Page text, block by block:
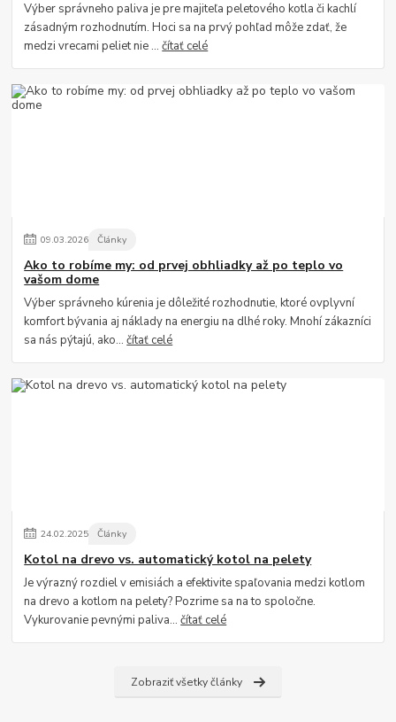
Výber správneho paliva je pre majiteľa peletového kotla či kachlí
zásadným rozhodnutím. Hoci sa na prvý pohľad môže zdať, že
medzi vrecami peliet nie ...čítať celé
09.03.2026 Články
Ako to robíme my: od prvej obhliadky až po teplo vo
vašom dome
Výber správneho kúrenia je dôležité rozhodnutie, ktoré ovplyvní
komfort bývania aj náklady na energiu na dlhé roky. Mnohí zákazníci
sa nás pýtajú, ako...čítať celé
24.02.2025 Články
Kotol na drevo vs. automatický kotol na pelety
Je výrazný rozdiel v emisiách a efektivite spaľovania medzi kotlom
na drevo a kotlom na pelety? Pozrime sa na to spoločne.
Vykurovanie pevnými paliva...čítať celé
Zobraziť všetky články